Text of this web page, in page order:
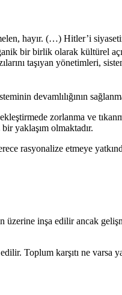
hayır. (…) Hitler’i siyasetin
bir birlik olarak kültürel
taşıyan yönetimleri,
devamlılığının
zorlanma ve
yaklaşım olmaktadır.
rasyonalize etmeye
üzerine inşa edilir ancak
Toplum karşıtı ne varsa